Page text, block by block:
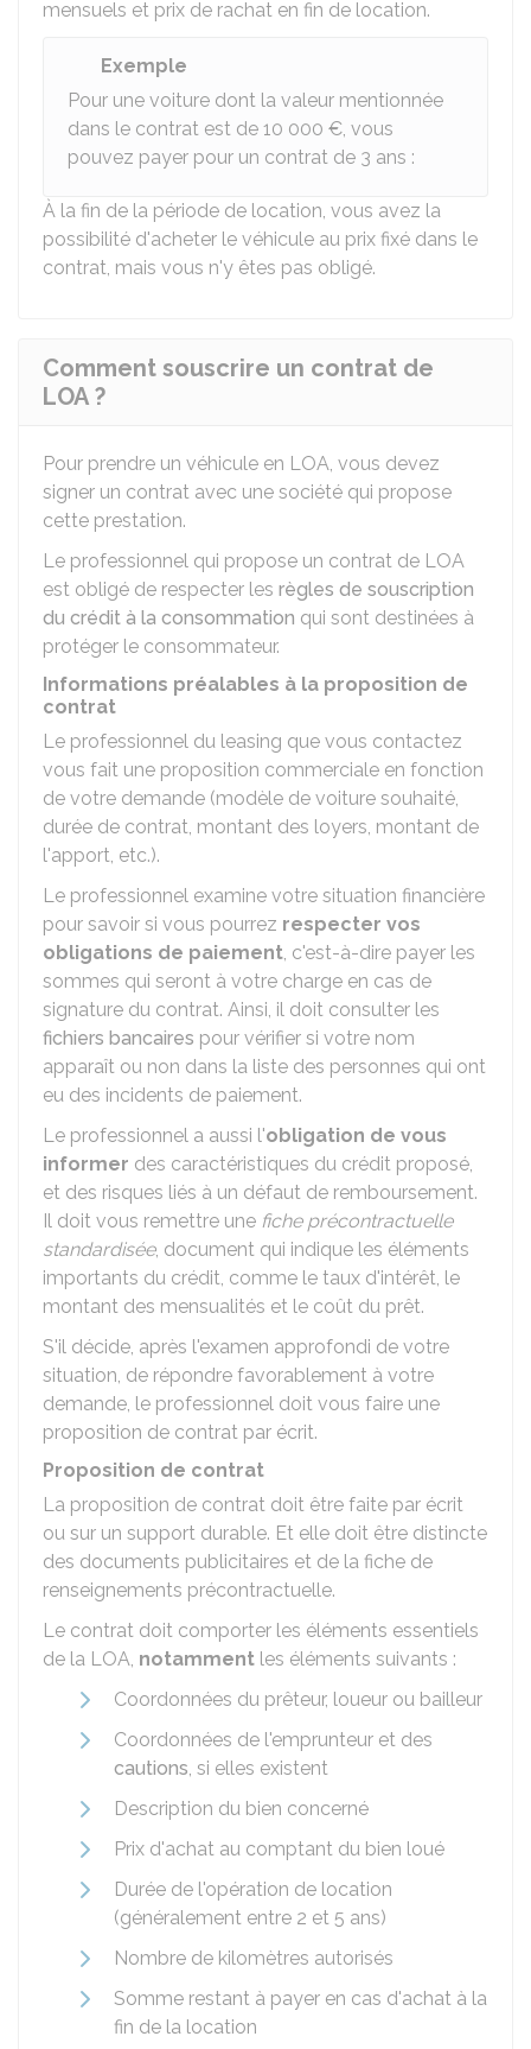
mensuels et prix de rachat en fin de location.
Exemple
Pour une voiture dont la valeur mentionnée
dans le contrat est de 10 000 €, vous
pouvez payer pour un contrat de 3 ans :
À la fin de la période de location, vous avez la
possibilité d'acheter le véhicule au prix fixé dans le
contrat, mais vous n'y êtes pas obligé.
Comment souscrire un contrat de
LOA ?
Pour prendre un véhicule en LOA, vous devez
signer un contrat avec une société qui propose
cette prestation.
Le professionnel qui propose un contrat de LOA
est obligé de respecter les règles de souscription
du crédit à la consommation qui sont destinées à
protéger le consommateur.
Informations préalables à la proposition de
contrat
Le professionnel du leasing que vous contactez
vous fait une proposition commerciale en fonction
de votre demande (modèle de voiture souhaité,
durée de contrat, montant des loyers, montant de
l'apport, etc.).
Le professionnel examine votre situation financière
pour savoir si vous pourrez respecter vos
obligations de paiement, c'est-à-dire payer les
sommes qui seront à votre charge en cas de
signature du contrat. Ainsi, il doit consulter les
fichiers bancaires pour vérifier si votre nom
apparaît ou non dans la liste des personnes qui ont
eu des incidents de paiement.
Le professionnel a aussi l'obligation de vous
informer des caractéristiques du crédit proposé,
et des risques liés à un défaut de remboursement.
Il doit vous remettre une fiche précontractuelle
standardisée, document qui indique les éléments
importants du crédit, comme le taux d'intérêt, le
montant des mensualités et le coût du prêt.
S'il décide, après l'examen approfondi de votre
situation, de répondre favorablement à votre
demande, le professionnel doit vous faire une
proposition de contrat par écrit.
Proposition de contrat
La proposition de contrat doit être faite par écrit
ou sur un support durable. Et elle doit être distincte
des documents publicitaires et de la fiche de
renseignements précontractuelle.
Le contrat doit comporter les éléments essentiels
de la LOA, notamment les éléments suivants :
Coordonnées du prêteur, loueur ou bailleur
Coordonnées de l'emprunteur et des
cautions, si elles existent
Description du bien concerné
Prix d'achat au comptant du bien loué
Durée de l'opération de location
(généralement entre 2 et 5 ans)
Nombre de kilomètres autorisés
Somme restant à payer en cas d'achat à la
fin de la location